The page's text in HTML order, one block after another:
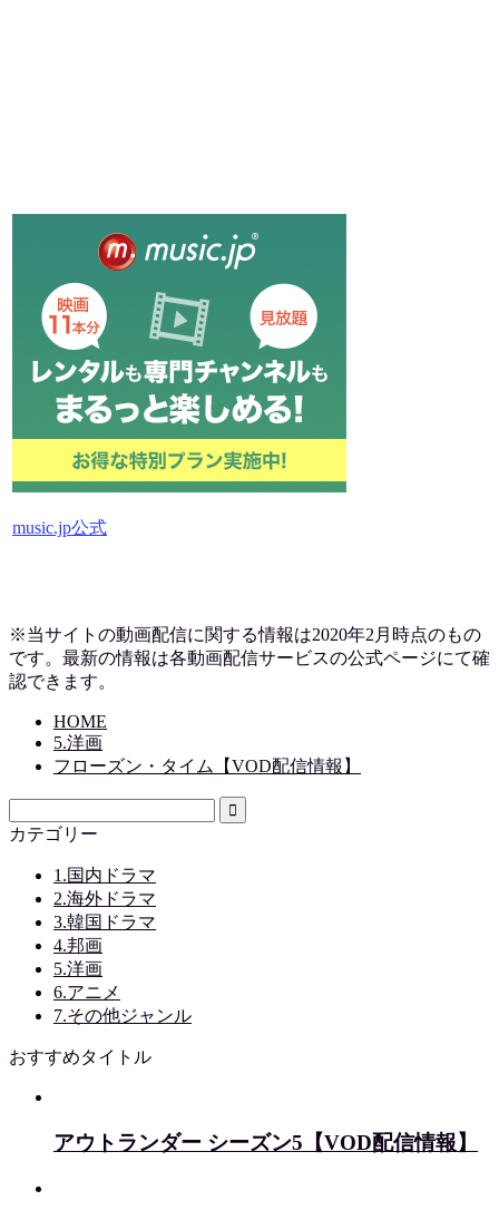
music.jp公式
※当サイトの動画配信に関する情報は2020年2月時点のもの
です。最新の情報は各動画配信サービスの公式ページにて確
認できます。
HOME
5.洋画
フローズン・タイム【VOD配信情報】
カテゴリー
1.国内ドラマ
2.海外ドラマ
3.韓国ドラマ
4.邦画
5.洋画
6.アニメ
7.その他ジャンル
おすすめタイトル
アウトランダー シーズン5【VOD配信情報】